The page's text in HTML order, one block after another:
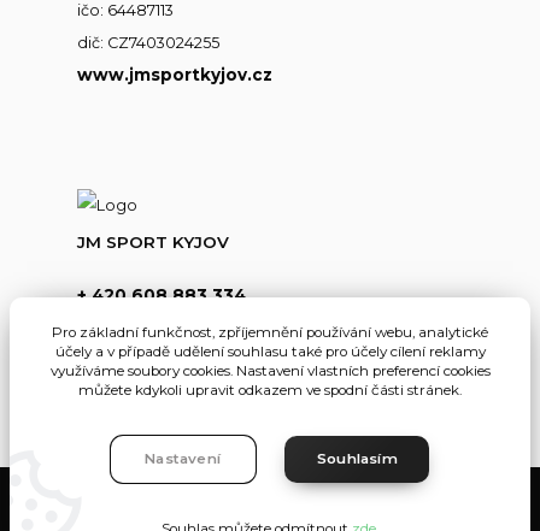
ičo: 64487113
dič: CZ7403024255
www.jmsportkyjov.cz
JM SPORT KYJOV
+ 420 608 883 334
info@jmsportkyjov.cz
Pro základní funkčnost, zpříjemnění používání webu, analytické
účely a v případě udělení souhlasu také pro účely cílení reklamy
využíváme soubory cookies. Nastavení vlastních preferencí cookies
můžete kdykoli upravit odkazem ve spodní části stránek.
Nastavení Souhlasím